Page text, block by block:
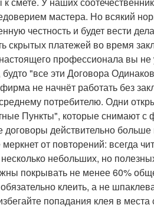
мастера. Но всякий
честность и будет вести
скрытых платежей во время
настоящего профессионала вы не
"все эти Договора
не начнёт работать без
потребителю. Одни
Пункты", которые снимают
договоры действительно
от повторений: всегда
небольших, но
покрывать не менее 60%
клеить, а не
попадания клея в